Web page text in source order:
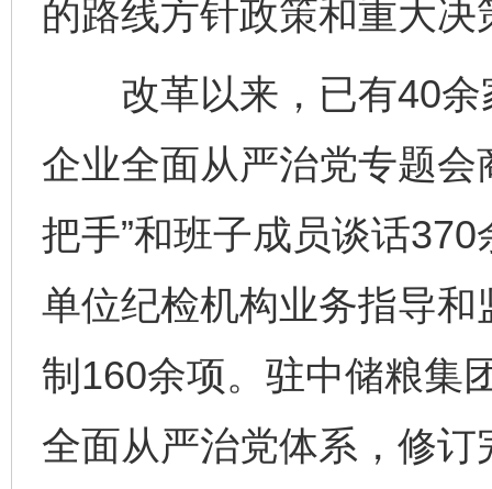
的路线方针政策和重大
改革以来，已有40余
企业全面从严治党专题会
把手”和班子成员谈话
单位纪检机构业务指导
制160余项。驻中储粮集
全面从严治党体系，修